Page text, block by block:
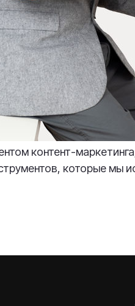
контент-
которые мы